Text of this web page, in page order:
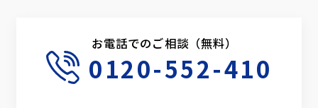
お電話でのご相談（無料）
0120-552-410